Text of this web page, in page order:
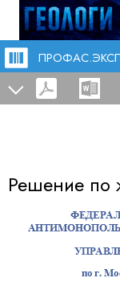
Решение